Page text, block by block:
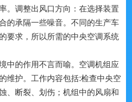
。调整出风口方向：在选择装置
的承隔一些噪音。不同的生产车
要求，所以所需的中央空调系统
中的作用不言而喻。空调机组应
维护。工作内容包括:检查中央空
、断裂、划伤；机组中的风扇和